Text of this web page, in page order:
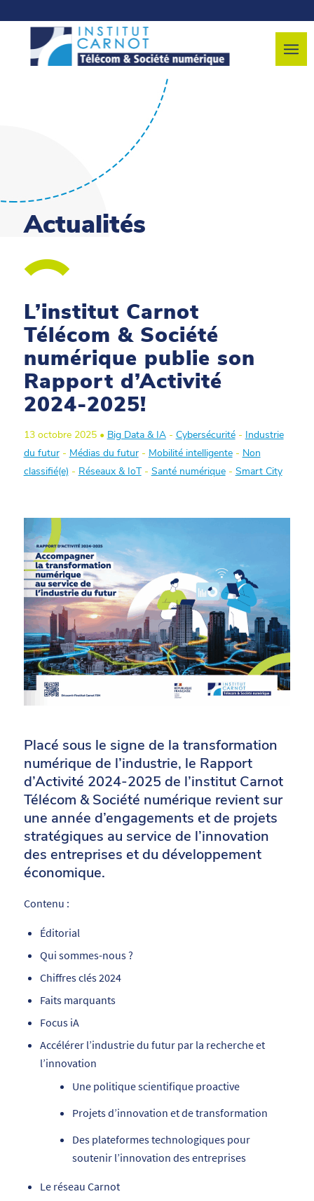
Actualités
L’institut Carnot
Télécom & Société
numérique publie son
Rapport d’Activité
2024-2025!
13 octobre 2025 • Big Data & IA- Cybersécurité- Industrie
du futur- Médias du futur- Mobilité intelligente- Non
classifié(e) - Réseaux & IoT- Santé numérique- Smart City
Placé sous le signe de la transformation
numérique de l’industrie, le Rapport
d’Activité 2024-2025 de l’institut Carnot
Télécom & Société numérique revient sur
une année d’engagements et de projets
stratégiques au service de l’innovation
des entreprises et du développement
économique.
Contenu :
Éditorial
Qui sommes-nous ?
Chiffres clés 2024
Faits marquants
Focus iA
Accélérer l’industrie du futur par la recherche et
l’innovation
Une politique scientifique proactive
Projets d’innovation et de transformation
Des plateformes technologiques pour
soutenir l’innovation des entreprises
Le réseau Carnot